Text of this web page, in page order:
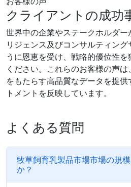
クライアントの成功
世界中の企業やステークホルダ
リジェンス及びコンサルティン
うに恩恵を受け、戦略的優位性
ください。これらのお客様の声
をもたらす高品質なデータを提
トメントを反映しています。
よくある質問
牧草飼育乳製品市場市場の規
か？